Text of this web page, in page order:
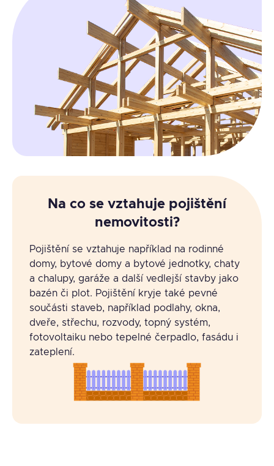
Na co se vztahuje pojištění
nemovitosti?
Pojištění se vztahuje například na rodinné
domy, bytové domy a bytové jednotky, chaty
a chalupy, garáže a další vedlejší stavby jako
bazén či plot. Pojištění kryje také pevné
součásti staveb, například podlahy, okna,
dveře, střechu, rozvody, topný systém,
fotovoltaiku nebo tepelné čerpadlo, fasádu i
zateplení.